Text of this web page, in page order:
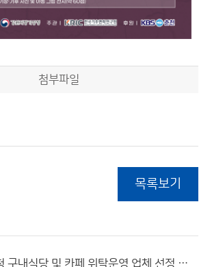
첨부파일
목록보기
기상청 구내식당 및 카페 위탁운영 업체 선정 모집공고